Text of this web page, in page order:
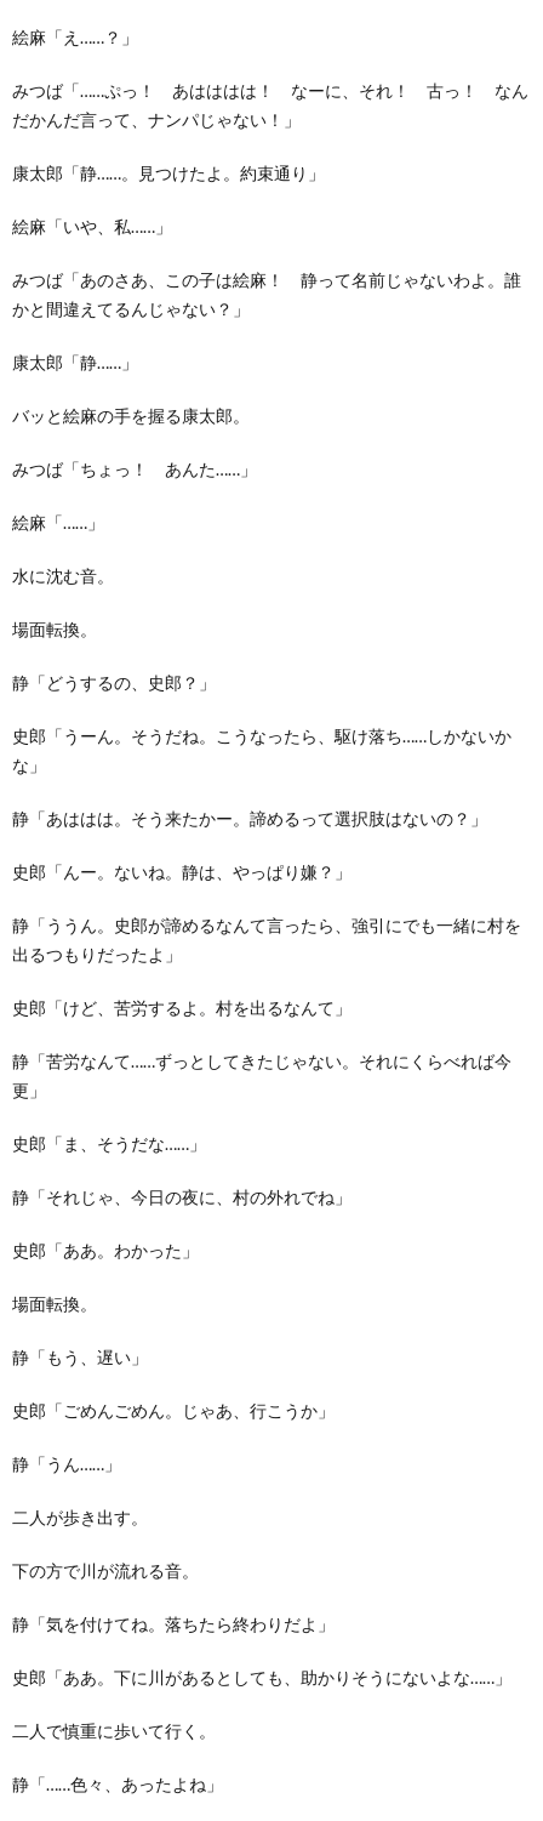
絵麻「え……？」
みつば「……ぷっ！ あはははは！ なーに、それ！ 古っ！ なん
だかんだ言って、ナンパじゃない！」
康太郎「静……。見つけたよ。約束通り」
絵麻「いや、私……」
みつば「あのさあ、この子は絵麻！ 静って名前じゃないわよ。誰
かと間違えてるんじゃない？」
康太郎「静……」
バッと絵麻の手を握る康太郎。
みつば「ちょっ！ あんた……」
絵麻「……」
水に沈む音。
場面転換。
静「どうするの、史郎？」
史郎「うーん。そうだね。こうなったら、駆け落ち……しかないか
な」
静「あははは。そう来たかー。諦めるって選択肢はないの？」
史郎「んー。ないね。静は、やっぱり嫌？」
静「ううん。史郎が諦めるなんて言ったら、強引にでも一緒に村を
出るつもりだったよ」
史郎「けど、苦労するよ。村を出るなんて」
静「苦労なんて……ずっとしてきたじゃない。それにくらべれば今
更」
史郎「ま、そうだな……」
静「それじゃ、今日の夜に、村の外れでね」
史郎「ああ。わかった」
場面転換。
静「もう、遅い」
史郎「ごめんごめん。じゃあ、行こうか」
静「うん……」
二人が歩き出す。
下の方で川が流れる音。
静「気を付けてね。落ちたら終わりだよ」
史郎「ああ。下に川があるとしても、助かりそうにないよな……」
二人で慎重に歩いて行く。
静「……色々、あったよね」